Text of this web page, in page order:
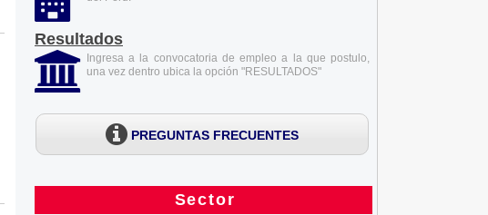
Resultados
Ingresa a la convocatoria de empleo a la que postulo,
una vez dentro ubica la opción "RESULTADOS"
PREGUNTAS FRECUENTES
Sector